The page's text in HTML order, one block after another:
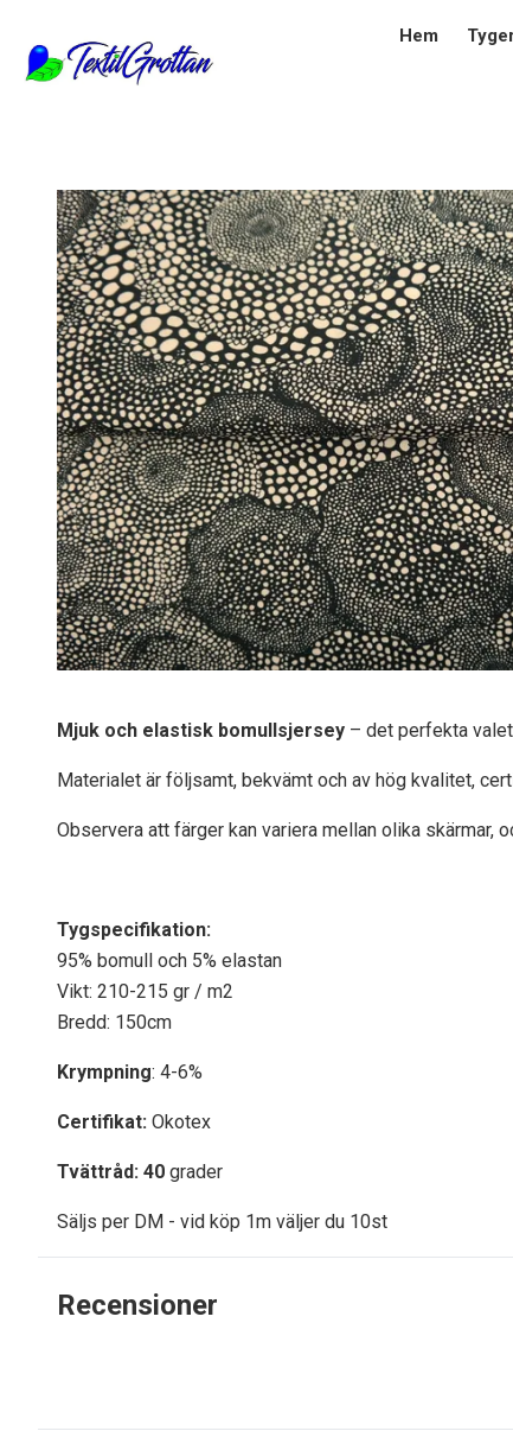
Hem
Mjuk och elastisk bomullsjersey – det perfekta
Materialet är följsamt, bekvämt och av hög kvalitet,
Observera att färger kan variera mellan olika skärmar,
Tygspecifikation:
95% bomull och 5% elastan
Vikt: 210-215 gr / m2
Bredd: 150cm
Krympning: 4-6%
Certifikat: Okotex
Tvättråd: 40 grader
Säljs per DM - vid köp 1m väljer du 10st
Recensioner